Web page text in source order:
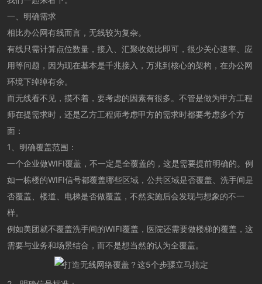
一、明确需求
相比办公网有线而言，无线较为复杂。
有线只需计算点位数量，接入、汇聚收敛比即可，很少关心速率、应
用等问题，因为现在基本是千兆接入，万兆到核心的架构，在办公网
环境下绰绰有余。
而无线看不见，摸不着，要考虑的因素有很多。不管是做为甲方工程
师在提需求时，还是乙方工程师考虑甲方的需求时都要考虑多个方
面：
1、明确覆盖范围：
一个企业做WIFI覆盖，不一定是全覆盖的，这是需要提前明确的。例
如一栋楼的WIFI信号都覆盖哪些区域，公共区域是否覆盖、洗手间是
否覆盖、楼道、电梯是否做覆盖，不然实施后会发现与想象的不一
样。
例如美团就不覆盖洗手间的WIFI覆盖，医院还需要做楼梯的覆盖，这
需要与业务和场景结合，而不是想当然的认为全覆盖。